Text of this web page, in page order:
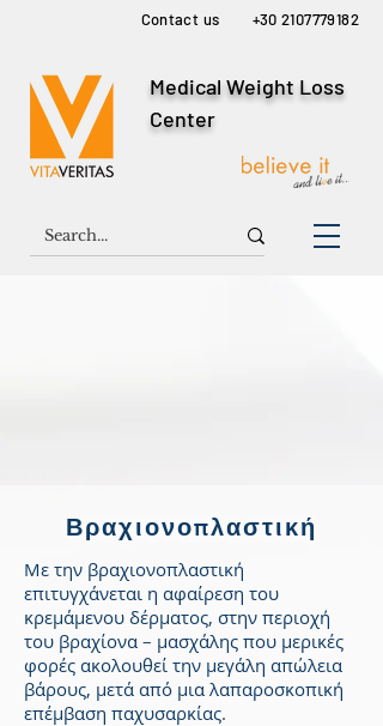
Contact us +30 2107779182
Medical Weight Loss
Center
Βραχιονοπλαστική
Με την βραχιονοπλαστική
επιτυγχάνεται η αφαίρεση του
κρεμάμενου δέρματος, στην περιοχή
του βραχίονα – μασχάλης που μερικές
φορές ακολουθεί την μεγάλη απώλεια
βάρους, μετά από μια λαπαροσκοπική
επέμβαση παχυσαρκίας.